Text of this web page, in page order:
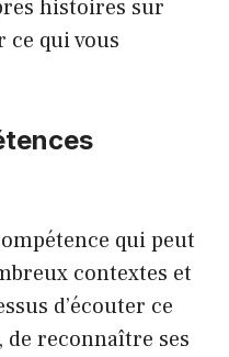
histoires sur
ce qui vous
qui peut
contextes et
d’écouter ce
de reconnaître ses